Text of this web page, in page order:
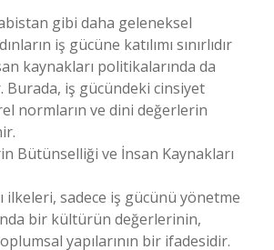
gibi daha geleneksel
iş gücüne katılımı sınırlıdır
kaynakları politikalarında da
iş gücündeki cinsiyet
normların ve dini değerlerin
Bütünselliği ve İnsan Kaynakları
ilkeleri, sadece iş gücünü yönetme
bir kültürün değerlerinin,
yapılarının bir ifadesidir.